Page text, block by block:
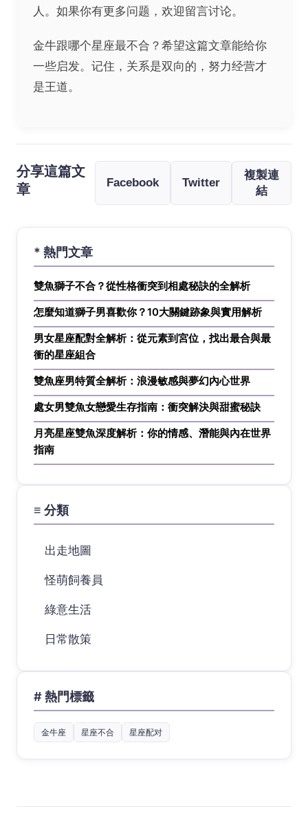
人。如果你有更多问题，欢迎留言讨论。
金牛跟哪个星座最不合？希望这篇文章能给你
一些启发。记住，关系是双向的，努力经营才
是王道。
分享這篇文
章
Facebook Twitter
複製連
結
* 熱門文章
雙魚獅子不合？從性格衝突到相處秘訣的全解析
怎麼知道獅子男喜歡你？10大關鍵跡象與實用解析
男女星座配對全解析：從元素到宮位，找出最合與最
衝的星座組合
雙魚座男特質全解析：浪漫敏感與夢幻內心世界
處女男雙魚女戀愛生存指南：衝突解決與甜蜜秘訣
月亮星座雙魚深度解析：你的情感、潛能與內在世界
指南
≡ 分類
出走地圖
怪萌飼養員
綠意生活
日常散策
# 熱門標籤
金牛座 星座不合 星座配对